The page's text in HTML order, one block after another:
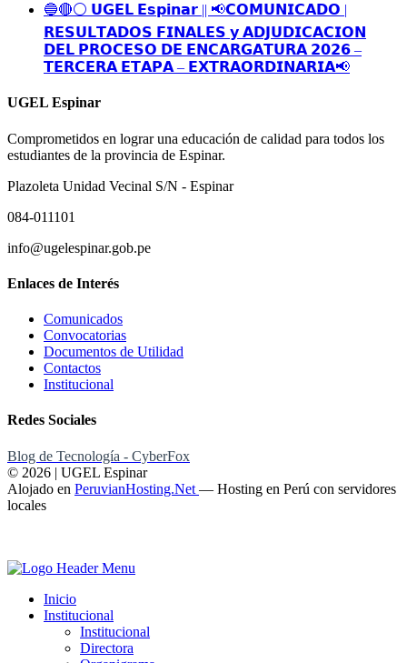
🔵🔴⚪️ 𝗨𝗚𝗘𝗟 𝗘𝘀𝗽𝗶𝗻𝗮𝗿 || 📢𝗖𝗢𝗠𝗨𝗡𝗜𝗖𝗔𝗗𝗢 |
𝗥𝗘𝗦𝗨𝗟𝗧𝗔𝗗𝗢𝗦 𝗙𝗜𝗡𝗔𝗟𝗘𝗦 𝘆 𝗔𝗗𝗝𝗨𝗗𝗜𝗖𝗔𝗖𝗜𝗢𝗡
𝗗𝗘𝗟 𝗣𝗥𝗢𝗖𝗘𝗦𝗢 𝗗𝗘 𝗘𝗡𝗖𝗔𝗥𝗚𝗔𝗧𝗨𝗥𝗔 𝟮𝟬𝟮𝟲 –
𝗧𝗘𝗥𝗖𝗘𝗥𝗔 𝗘𝗧𝗔𝗣𝗔 – 𝗘𝗫𝗧𝗥𝗔𝗢𝗥𝗗𝗜𝗡𝗔𝗥𝗜𝗔📢
UGEL Espinar
Comprometidos en lograr una educación de calidad para todos los
estudiantes de la provincia de Espinar.
Plazoleta Unidad Vecinal S/N - Espinar
084-011101
info@ugelespinar.gob.pe
Enlaces de Interés
Comunicados
Convocatorias
Documentos de Utilidad
Contactos
Institucional
Redes Sociales
Blog de Tecnología - CyberFox
© 2026 | UGEL Espinar
Alojado en PeruvianHosting.Net — Hosting en Perú con servidores
locales
Inicio
Institucional
Institucional
Directora